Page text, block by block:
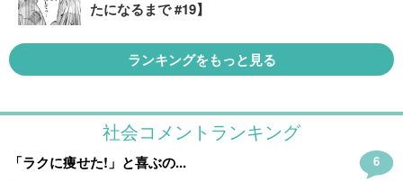
たになるまで #19】
ランキングをもっと見る